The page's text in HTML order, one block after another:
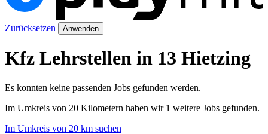
Zurücksetzen Anwenden
Kfz Lehrstellen in 13 Hietzing
Es konnten keine passenden Jobs gefunden werden.
Im Umkreis von 20 Kilometern haben wir 1 weitere Jobs gefunden.
Im Umkreis von 20 km suchen